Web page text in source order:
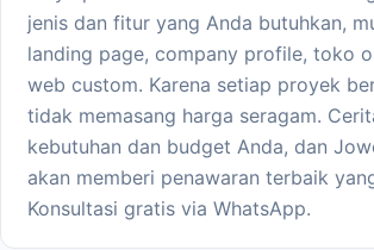
jenis dan fitur yang Anda butuhkan,
landing page, company profile, toko
web custom. Karena setiap proyek
tidak memasang harga seragam.
kebutuhan dan budget Anda, dan
akan memberi penawaran terbaik
Konsultasi gratis via WhatsApp.